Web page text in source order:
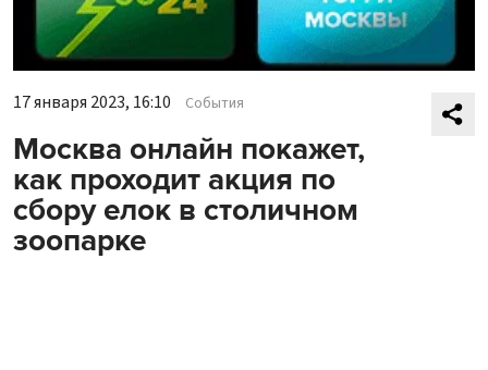
17 января 2023, 16:10 События
Москва онлайн покажет,
как проходит акция по
сбору елок в столичном
зоопарке